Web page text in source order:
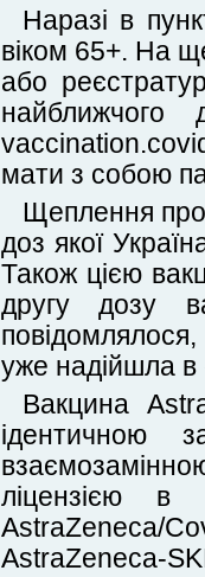
Наразі в
віком 65+. На
або
мати з собою
Щеплення
доз якої
Також цією
другу дозу
уже надійшла в
Вакцина
ідентичною
ліцензією
AstraZeneca/
AstraZeneca-